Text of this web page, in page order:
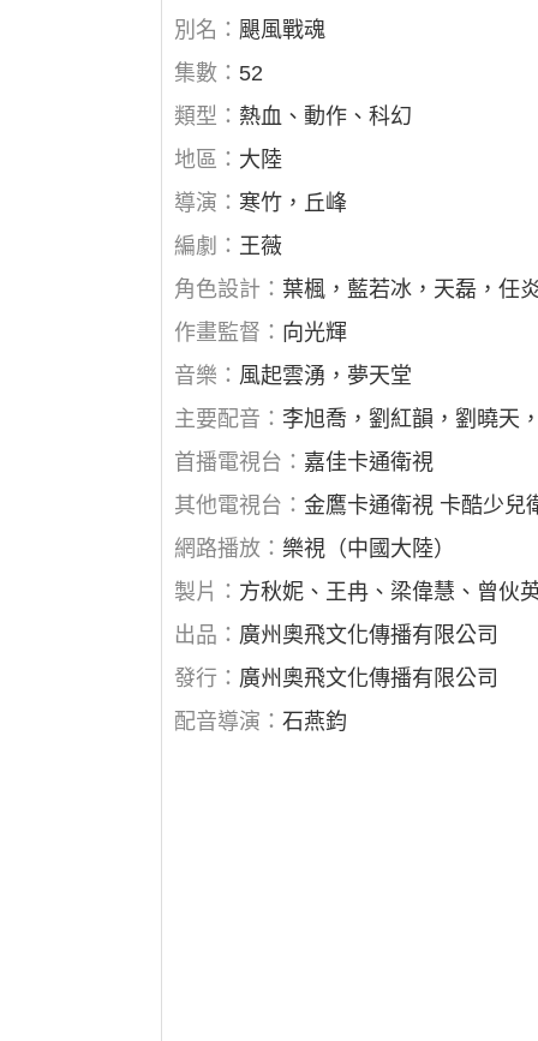
別名： 颶風戰魂
集數： 52
類型： 熱血、動作、科幻
地區： 大陸
導演： 寒竹，丘峰
編劇： 王薇
角色設計： 葉楓，藍若冰，天磊，任
作畫監督： 向光輝
音樂： 風起雲湧，夢天堂
主要配音： 李旭喬，劉紅韻，劉曉天
首播電視台： 嘉佳卡通衛視
其他電視台：金鷹卡通衛視 卡酷少兒
網路播放： 樂視（中國大陸）
製片： 方秋妮、王冉、梁偉慧、曾伙
出品： 廣州奧飛文化傳播有限公司
發行： 廣州奧飛文化傳播有限公司
配音導演：石燕鈞